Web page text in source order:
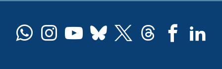
Docentes